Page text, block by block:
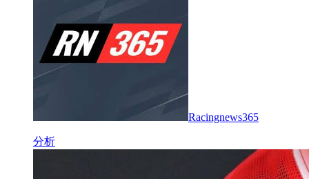
Racingnews365
分析